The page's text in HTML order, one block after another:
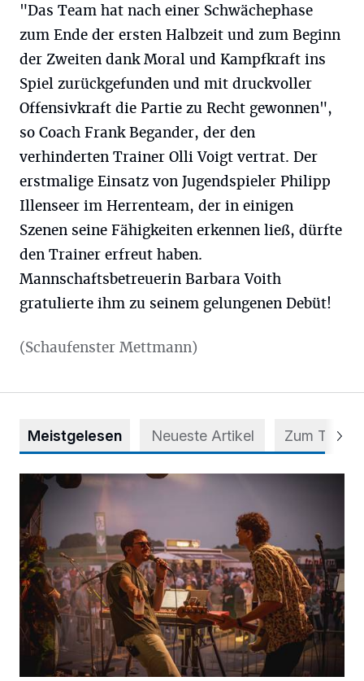
"Das Team hat nach einer Schwächephase
zum Ende der ersten Halbzeit und zum Beginn
der Zweiten dank Moral und Kampfkraft ins
Spiel zurückgefunden und mit druckvoller
Offensivkraft die Partie zu Recht gewonnen",
so Coach Frank Begander, der den
verhinderten Trainer Olli Voigt vertrat. Der
erstmalige Einsatz von Jugendspieler Philipp
Illenseer im Herrenteam, der in einigen
Szenen seine Fähigkeiten erkennen ließ, dürfte
den Trainer erfreut haben.
Mannschaftsbetreuerin Barbara Voith
gratulierte ihm zu seinem gelungenen Debüt!
(Schaufenster Mettmann)
Meistgelesen Neueste Artikel Zum Thema
Mehr als nur ein Festival